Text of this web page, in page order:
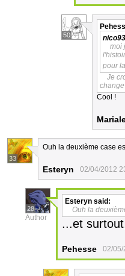
50
nico93
moi
pour
Je
Cool !
33
Ouh la deuxième case
Esteryn 02/04/2012
28
Author
Esteryn said:
Ouh la
...et
Pehesse 02/05/